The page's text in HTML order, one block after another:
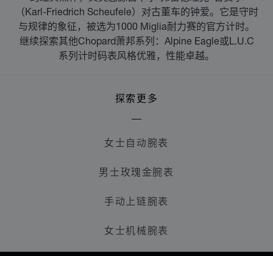
（Karl-Friedrich Scheufele）对古董车的钟爱。它是守时
与规律的象征，被选为1000 Miglia耐力赛的官方计时。
继续探索其他Chopard萧邦系列：Alpine Eagle或L.U.C
系列计时码表风格优雅，性能卓越。
探索更多
女士自动腕表
男士玫瑰金腕表
手动上链腕表
女士机械腕表